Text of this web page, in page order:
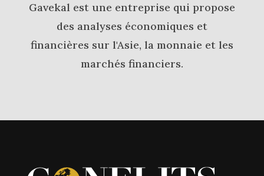
Gavekal est une entreprise qui propose
des analyses économiques et
financières sur l'Asie, la monnaie et les
marchés financiers.